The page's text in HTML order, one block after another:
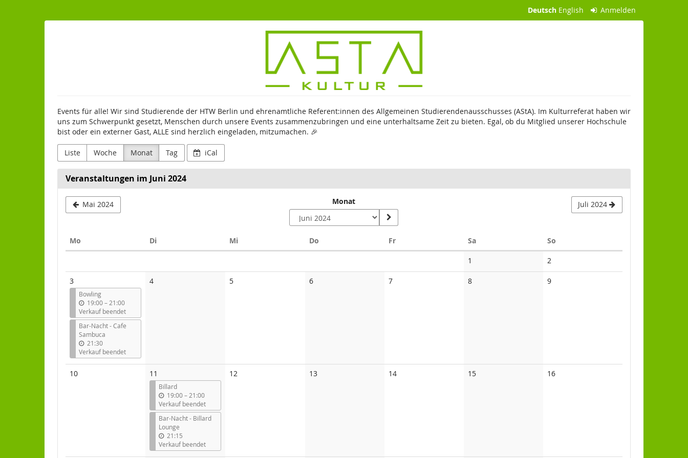
Deutsch English Anmelden
Events für alle! Wir sind Studierende der HTW Berlin und ehrenamtliche Referent:innen des Allgemeinen Studierendenausschusses (AStA). Im Kulturreferat haben wir
uns zum Schwerpunkt gesetzt, Menschen durch unsere Events zusammenzubringen und eine unterhaltsame Zeit zu bieten. Egal, ob du Mitglied unserer Hochschule
bist oder ein externer Gast, ALLE sind herzlich eingeladen, mitzumachen. 🎉
Liste Woche Monat Tag iCal
Veranstaltungen im Juni 2024
Mai 2024
auswählen
Monat Juli 2024
Mo DiDienstag MiMittwoch Do FrFreitag SaSamstag So
1 2
3
Bowling
19:00–b
i
s
21:00
Verkauf beendet
Bar-Nacht - Cafe
Sambuca
21:30
Verkauf beendet
4 5 6 7 8 9
10 11
Billard
19:00–b
i
s
21:00
Verkauf beendet
Bar-Nacht - Billard
Lounge
21:15
Verkauf beendet
12 13 14 15 16